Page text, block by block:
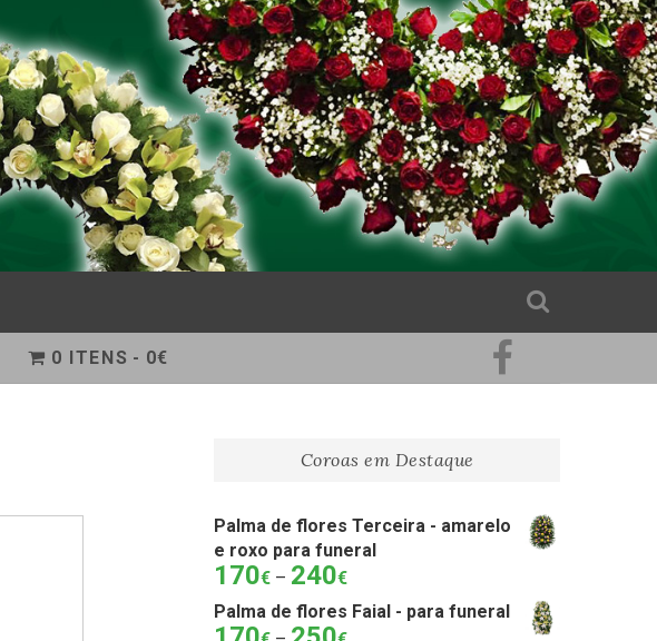
Pinterest
0 ITENS 0€
Coroas em Destaque
Palma de flores Terceira - amarelo
e roxo para funeral
170€ – 240€Price
170€
Palma de flores Faial - para funeral
Price